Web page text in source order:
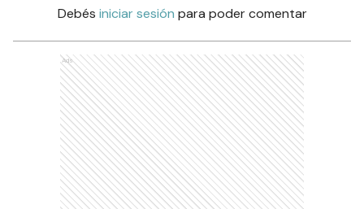
Debés iniciar sesión para poder comentar
Ads